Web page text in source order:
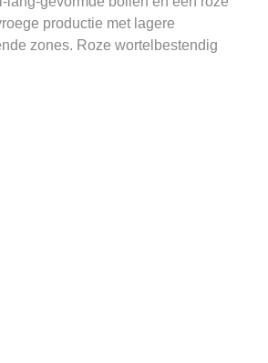
productie met lagere
zones. Roze wortelbestendig